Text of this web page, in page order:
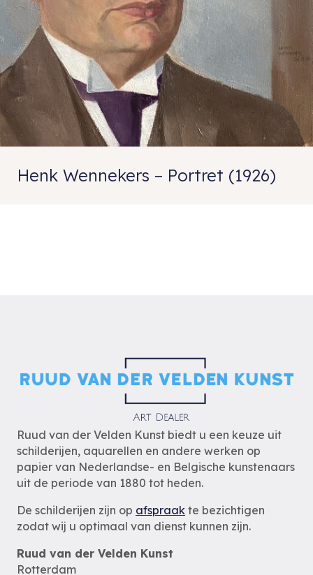
Henk Wennekers – Portret (1926)
Ruud van der Velden Kunst biedt u een keuze uit
schilderijen, aquarellen en andere werken op
papier van Nederlandse- en Belgische kunstenaars
uit de periode van 1880 tot heden.
De schilderijen zijn op afspraak te bezichtigen
zodat wij u optimaal van dienst kunnen zijn.
Ruud van der Velden Kunst
Rotterdam